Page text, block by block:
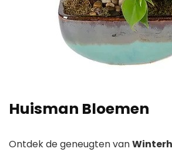
Huisman Bloemen
Ontdek de geneugten van